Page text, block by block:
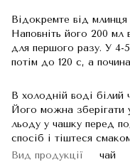
Відокремте від млинця
Наповніть його 200
для першого разу. У 4-
потім до 120 с, а
В холодній воді білий
Його можна зберігати
льоду у чашку перед
спосіб і тіштеся
Вид продукції
чай